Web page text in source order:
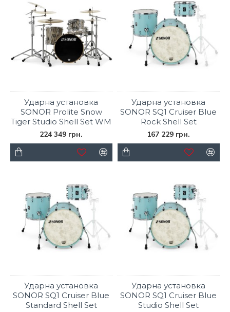
Ударна установка
SONOR Prolite Snow
Tiger Studio Shell Set WM
224 349 грн.
Ударна установка
SONOR SQ1 Cruiser Blue
Rock Shell Set
167 229 грн.
Ударна установка
SONOR SQ1 Cruiser Blue
Standard Shell Set
Ударна установка
SONOR SQ1 Cruiser Blue
Studio Shell Set